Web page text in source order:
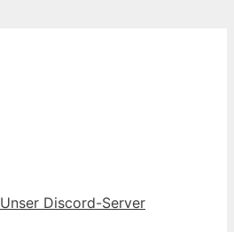
Unser Discord-Server